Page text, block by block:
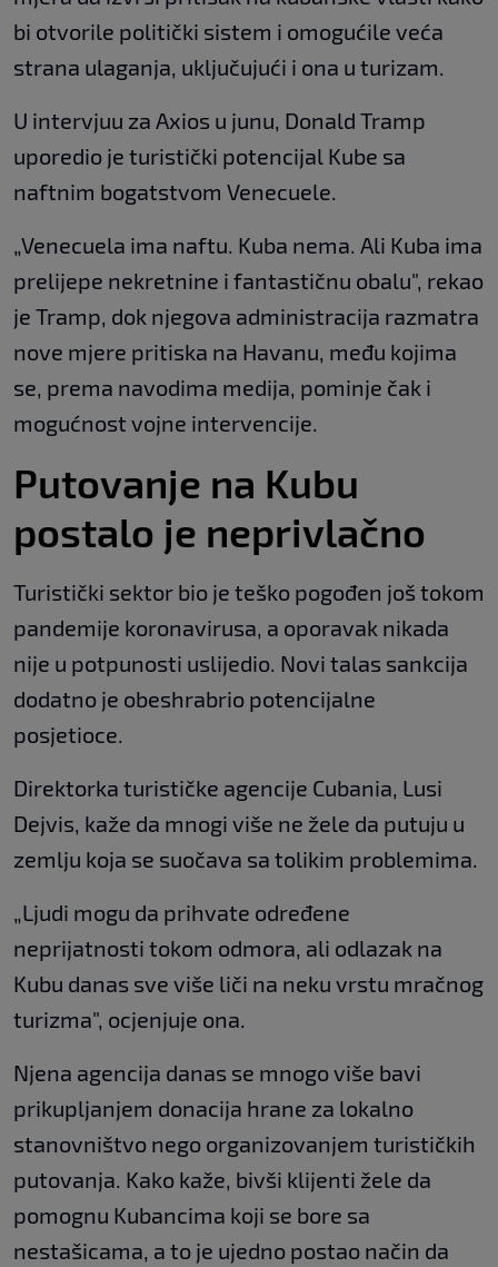
bi otvorile politički sistem i omogućile veća
strana ulaganja, uključujući i ona u turizam.
U intervjuu za Axios u junu, Donald Tramp
uporedio je turistički potencijal Kube sa
naftnim bogatstvom Venecuele.
„Venecuela ima naftu. Kuba nema. Ali Kuba ima
prelijepe nekretnine i fantastičnu obalu", rekao
je Tramp, dok njegova administracija razmatra
nove mjere pritiska na Havanu, među kojima
se, prema navodima medija, pominje čak i
mogućnost vojne intervencije.
Putovanje na Kubu
postalo je neprivlačno
Turistički sektor bio je teško pogođen još tokom
pandemije koronavirusa, a oporavak nikada
nije u potpunosti uslijedio. Novi talas sankcija
dodatno je obeshrabrio potencijalne
posjetioce.
Direktorka turističke agencije Cubania, Lusi
Dejvis, kaže da mnogi više ne žele da putuju u
zemlju koja se suočava sa tolikim problemima.
„Ljudi mogu da prihvate određene
neprijatnosti tokom odmora, ali odlazak na
Kubu danas sve više liči na neku vrstu mračnog
turizma", ocjenjuje ona.
Njena agencija danas se mnogo više bavi
prikupljanjem donacija hrane za lokalno
stanovništvo nego organizovanjem turističkih
putovanja. Kako kaže, bivši klijenti žele da
pomognu Kubancima koji se bore sa
nestašicama, a to je ujedno postao način da